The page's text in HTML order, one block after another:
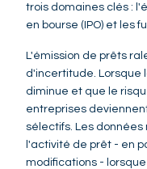
trois domaines clés :
en bourse (IPO) et les
L'émission de prêts
d'incertitude. Lorsque
diminue et que le
entreprises
sélectifs. Les
l'activité de prêt - en
modifications -